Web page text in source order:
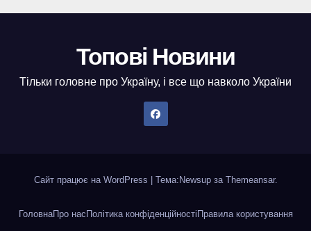
Топові Новини
Тільки головне про Україну, і все що навколо України
Сайт працює на WordPress Тема: Newsupза Themeansar.
ГоловнаПро насПолітика конфіденційностіПравила користування